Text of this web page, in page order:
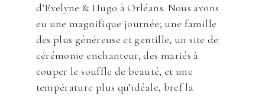
d’Evelyne & Hugo à Orléans. Nous avons
eu une magnifique journée; une famille
des plus généreuse et gentille, un site de
cérémonie enchanteur, des mariés à
couper le souffle de beauté, et une
température plus qu’idéale, bref la